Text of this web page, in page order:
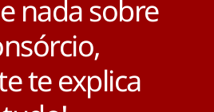
nada sobre
te explica